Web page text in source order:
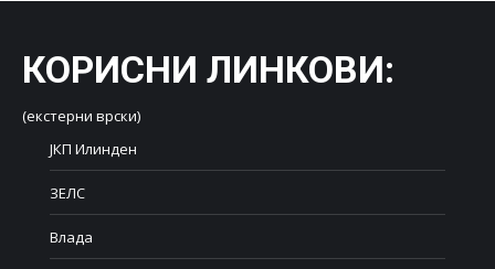
КОРИСНИ ЛИНКОВИ:
(екстерни врски)
ЈКП Илинден
ЗЕЛС
Влада